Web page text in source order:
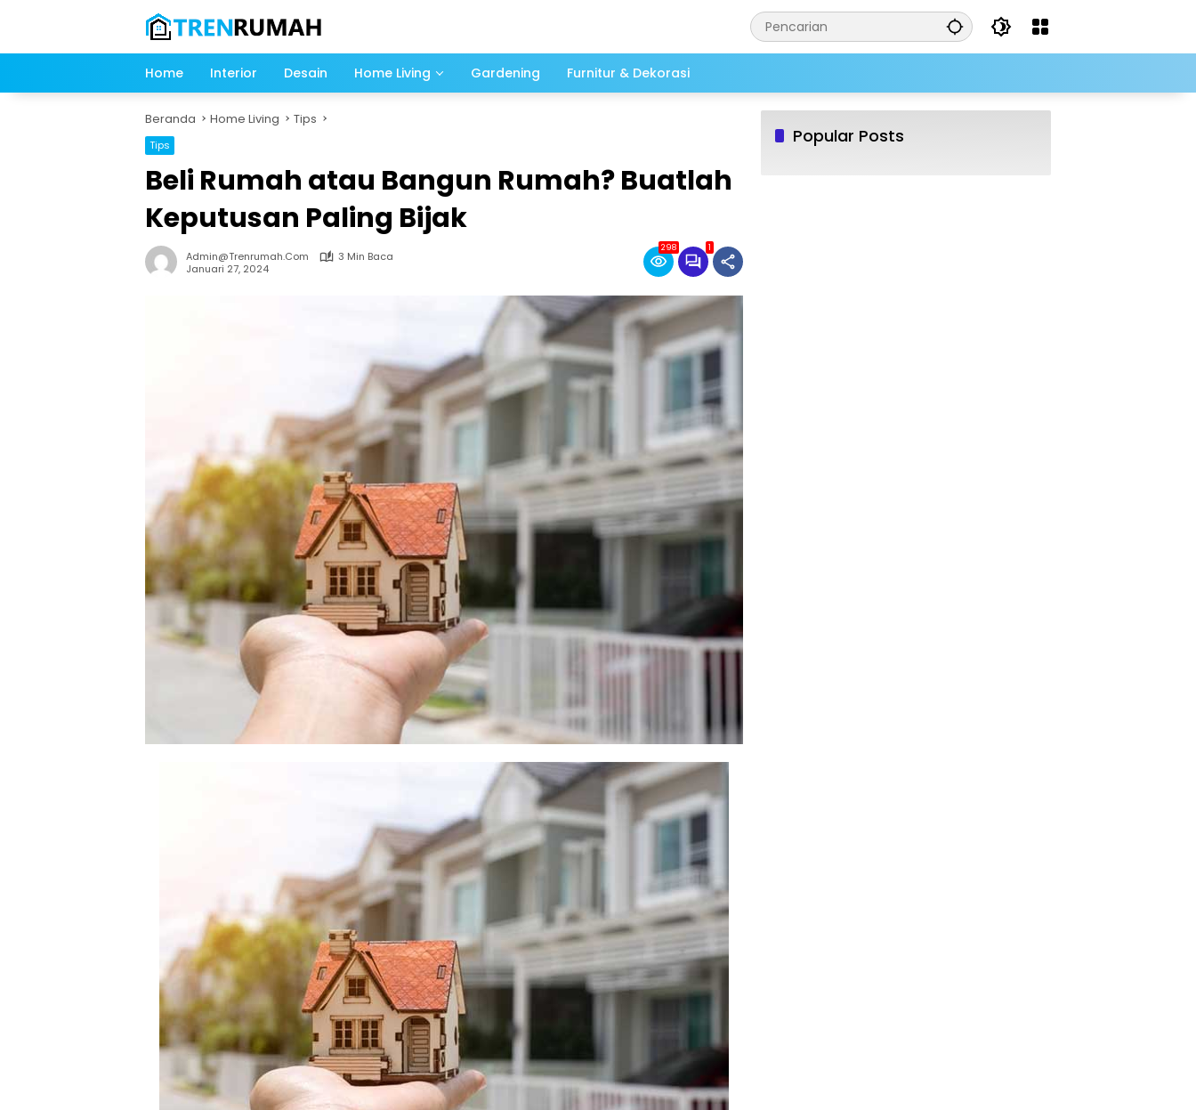
Home
Interior Desain Home Living Gardening Furnitur & Dekorasi
Beranda Home Living Tips
Tips
Beli Rumah atau Bangun Rumah? Buatlah
Keputusan Paling Bijak
Admin@trenrumah.com
3 Min Baca
Januari 27, 2024
298 1
Popular Posts